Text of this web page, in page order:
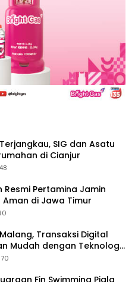
SIG dan Asatu
di Cianjur
Resmi Pertamina Jamin
Aman di Jawa Timur
Transaksi Digital
Mudah dengan Teknologi